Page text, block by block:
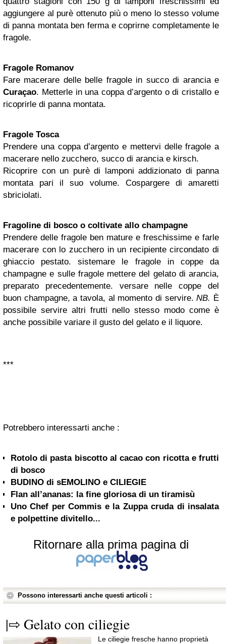
aggiungere al purè ottenuto più o meno lo stesso volume
di panna montata ben ferma e coprirne completamente le
fragole.
Fragole Romanov
Fare macerare delle belle fragole in succo di arancia e
Curaçao. Metterle in una coppa d’argento o di cristallo e
ricoprirle di panna montata.
Fragole Tosca
Prendere una coppa d’argento e mettervi delle fragole a
macerare nello zucchero, succo di arancia e kirsch.
Ricoprire con un purè di lamponi addizionato di panna
montata pari il suo volume. Cospargere di amaretti
sbriciolati.
Fragoline di bosco o coltivate allo champagne
Prendere delle fragole ben mature e freschissime e farle
macerare con lo zucchero in un recipiente circondato di
ghiaccio pestato. sistemare le fragole in coppe da
champagne e sulle fragole mettere del gelato di arancia,
preparato precedentemente. versare nelle coppe del
buon champagne, a tavola, al momento di servire.NB. È
possibile servire altri frutti nello stesso modo come è
anche possibile variare il gusto del gelato e il liquore.
***
Potrebbero interessarti anche :
Rotolo di pasta biscotto al cacao con ricotta e frutti
di bosco
BUDINO di sEMOLINO e CILIEGIE
Flan all’ananas: la fine gloriosa di un tiramisù
Uno Chef per Commis e la Zuppa cruda di insalata
e polpettine divitello...
Ritornare alla prima pagina di
Possono interessarti anche questi articoli :
|⇨ Gelato con ciliegie
Le ciliegie fresche hanno proprietà